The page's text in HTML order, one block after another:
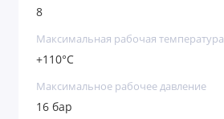
8
Максимальная рабочая температура
+110°C
Максимальное рабочее давление
16 бар